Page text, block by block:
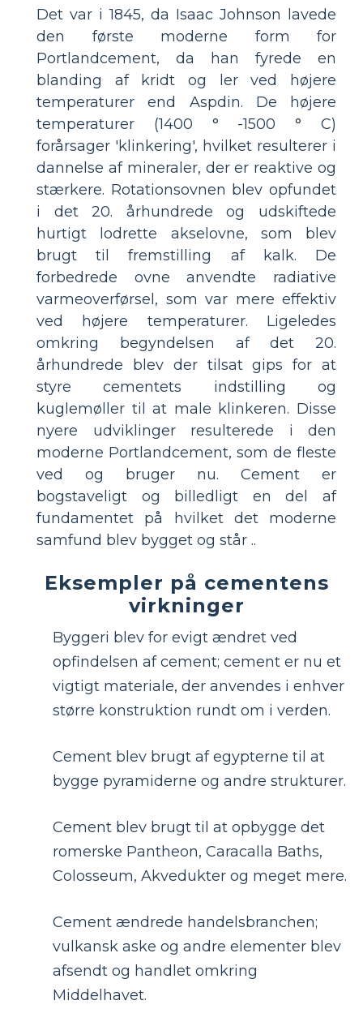
Det var i 1845, da Isaac Johnson lavede
den første moderne form for
Portlandcement, da han fyrede en
blanding af kridt og ler ved højere
temperaturer end Aspdin. De højere
temperaturer (1400 ° -1500 ° C)
forårsager 'klinkering', hvilket resulterer i
dannelse af mineraler, der er reaktive og
stærkere. Rotationsovnen blev opfundet
i det 20. århundrede og udskiftede
hurtigt lodrette akselovne, som blev
brugt til fremstilling af kalk. De
forbedrede ovne anvendte radiative
varmeoverførsel, som var mere effektiv
ved højere temperaturer. Ligeledes
omkring begyndelsen af ​​det 20.
århundrede blev der tilsat gips for at
styre cementets indstilling og
kuglemøller til at male klinkeren. Disse
nyere udviklinger resulterede i den
moderne Portlandcement, som de fleste
ved og bruger nu. Cement er
bogstaveligt og billedligt en del af
fundamentet på hvilket det moderne
samfund blev bygget og står ..
Eksempler på cementens
virkninger
Byggeri blev for evigt ændret ved
opfindelsen af ​​cement; cement er nu et
vigtigt materiale, der anvendes i enhver
større konstruktion rundt om i verden.
Cement blev brugt af egypterne til at
bygge pyramiderne og andre strukturer.
Cement blev brugt til at opbygge det
romerske Pantheon, Caracalla Baths,
Colosseum, Akvedukter og meget mere.
Cement ændrede handelsbranchen;
vulkansk aske og andre elementer blev
afsendt og handlet omkring
Middelhavet.